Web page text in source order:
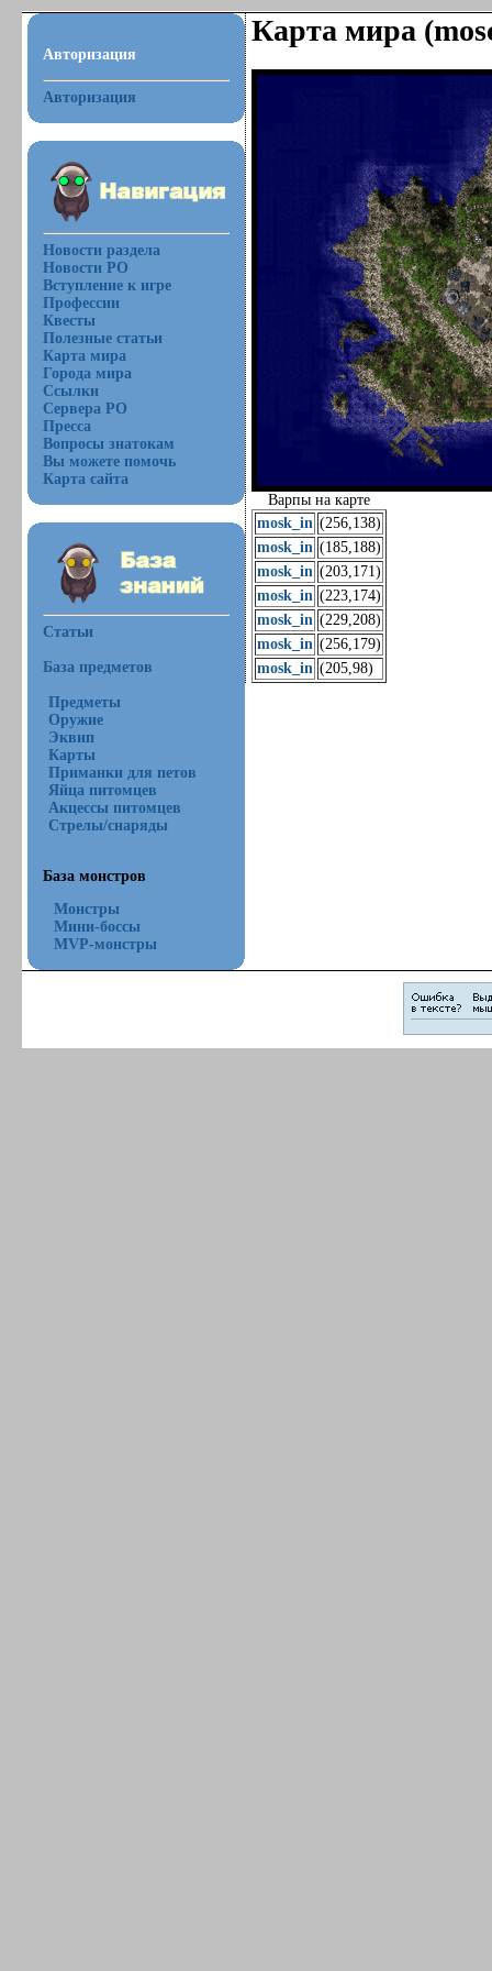
Авторизация
Авторизация
Новости раздела
Новости РО
Вступление к игре
Профессии
Квесты
Полезные статьи
Карта мира
Города мира
Ссылки
Сервера РО
Пресса
Вопросы знатокам
Вы можете помочь
Карта сайта
Статьи
База предметов
Предметы
Оружие
Эквип
Карты
Приманки для петов
Яйца питомцев
Акцессы питомцев
Стрелы/снаряды
База монстров
Монстры
Мини-боссы
MVP-монстры
Карта мира
Варпы на карте
mosk_in (256,138)
mosk_in (185,188)
mosk_in (203,171)
mosk_in (223,174)
mosk_in (229,208)
mosk_in (256,179)
mosk_in (205,98)